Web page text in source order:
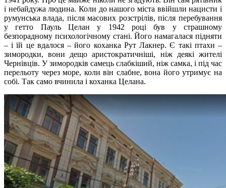
і небайдужа людина. Коли до нашого міста ввійшли нацисти і
румунська влада, після масових розстрілів, після перебування
у гетто Пауль Целан у 1942 році був у страшному
безпорадному психологічному стані. Його намагалася підняти
– і їй це вдалося – його коханка Рут Лакнер. Є такі птахи –
зимородки, вони дещо аристократичніші, ніж деякі жителі
Чернівців. У зимородків самець слабкіший, ніж самка, і під час
перельоту через море, коли він слабне, вона його утримує на
собі. Так само вчинила і коханка Целана.